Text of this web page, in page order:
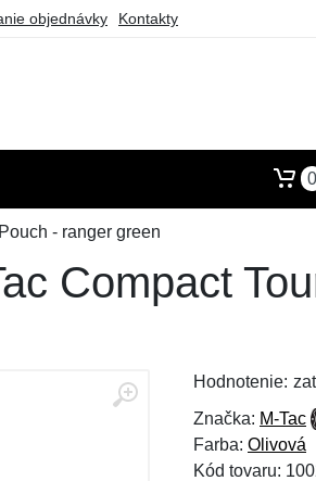
objednávky Kontakty
0
- ranger green
Compact
Hodnotenie:
Značka: M-Tac
Farba: Olivová
Kód tovaru: